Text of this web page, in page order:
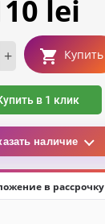
lei
+ Купить
в 1 клик
наличие
в рассрочку